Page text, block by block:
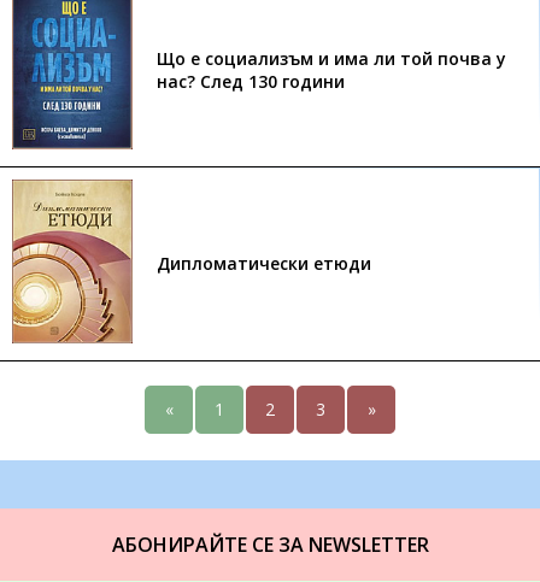
Що е социализъм и има ли той почва у
нас? След 130 години
Дипломатически етюди
« 1 2 3 »
АБОНИРАЙТЕ СЕ ЗА NEWSLETTER